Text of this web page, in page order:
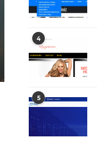
4
5